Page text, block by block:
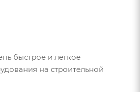
быстрое и легкое
на строительной